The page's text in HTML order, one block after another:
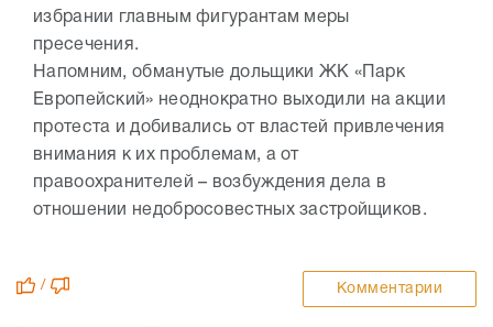
избрании главным фигурантам меры
пресечения.
Напомним, обманутые дольщики ЖК «Парк
Европейский» неоднократно выходили на акции
протеста и добивались от властей привлечения
внимания к их проблемам, а от
правоохранителей – возбуждения дела в
отношении недобросовестных застройщиков.
/ Комментарии